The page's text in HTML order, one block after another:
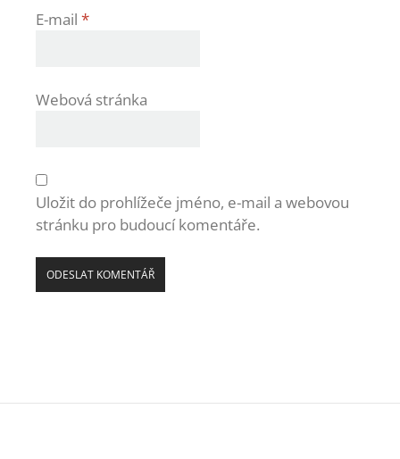
E-mail *
Webová stránka
Uložit do prohlížeče jméno, e-mail a webovou
stránku pro budoucí komentáře.